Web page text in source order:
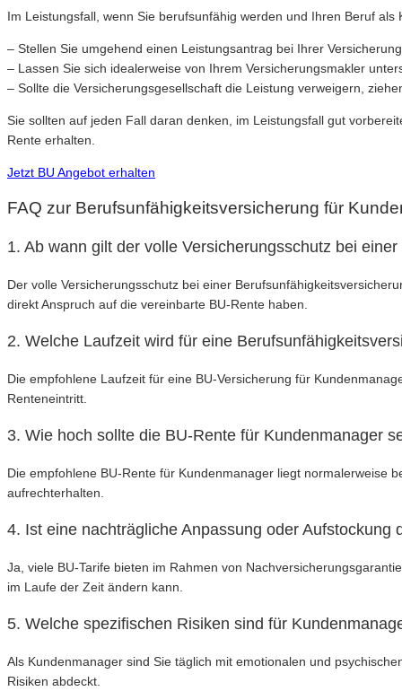
Im Leistungsfall, wenn Sie berufsunfähig werden und Ihren Beruf
– Stellen Sie umgehend einen Leistungsantrag bei Ihrer
– Lassen Sie sich idealerweise von Ihrem Versicherungsmakler
– Sollte die Versicherungsgesellschaft die Leistung verweigern,
Sie sollten auf jeden Fall daran denken, im Leistungsfall gut
Rente erhalten.
Jetzt BU Angebot erhalten
FAQ zur Berufsunfähigkeitsversicherung für
1. Ab wann gilt der volle Versicherungsschutz bei
Der volle Versicherungsschutz bei einer
direkt Anspruch auf die vereinbarte BU-Rente haben.
2. Welche Laufzeit wird für eine
Die empfohlene Laufzeit für eine BU-Versicherung für
Renteneintritt.
3. Wie hoch sollte die BU-Rente für Kundenmanager
Die empfohlene BU-Rente für Kundenmanager liegt normalerweise
aufrechterhalten.
4. Ist eine nachträgliche Anpassung oder Aufstockung
Ja, viele BU-Tarife bieten im Rahmen von
im Laufe der Zeit ändern kann.
5. Welche spezifischen Risiken sind für
Als Kundenmanager sind Sie täglich mit emotionalen und
Risiken abdeckt.